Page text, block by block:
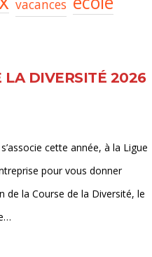
vacances
LA DIVERSITÉ 2026
cette année, à la Ligue
pour vous donner
de la Course de la Diversité, le